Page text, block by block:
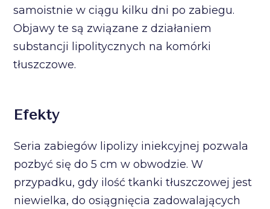
samoistnie w ciągu kilku dni po zabiegu.
Objawy te są związane z działaniem
substancji lipolitycznych na komórki
tłuszczowe.
Efekty
Seria zabiegów lipolizy iniekcyjnej pozwala
pozbyć się do 5 cm w obwodzie. W
przypadku, gdy ilość tkanki tłuszczowej jest
niewielka, do osiągnięcia zadowalających